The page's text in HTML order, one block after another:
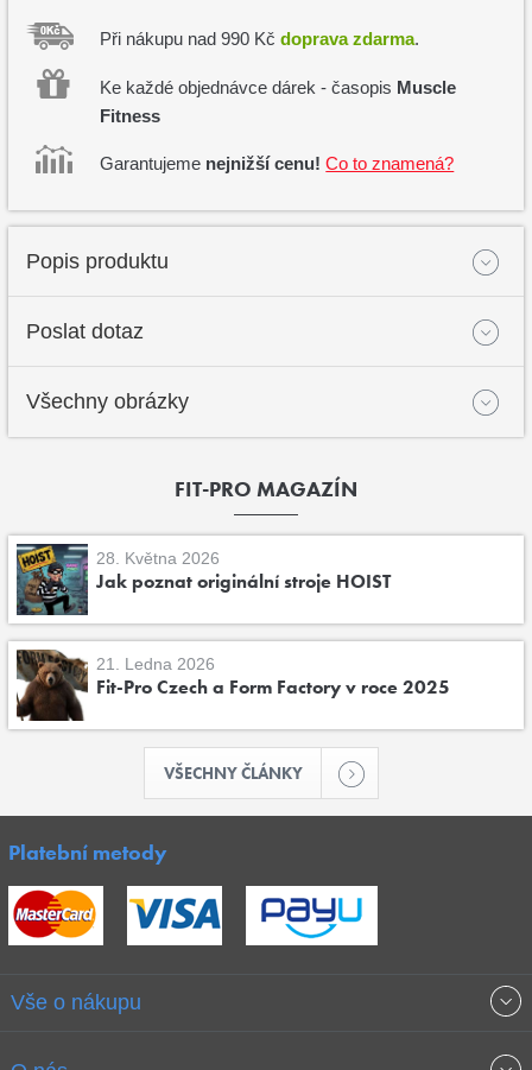
Při nákupu nad 990 Kčdoprava zdarma.
Ke každé objednávce dárek - časopis Muscle
Fitness
Garantujeme nejnižší cenu! Co to znamená?
Popis produktu
Poslat dotaz
Všechny obrázky
FIT-PRO MAGAZÍN
28. Května 2026
Jak poznat originální stroje HOIST
21. Ledna 2026
Fit-Pro Czech a Form Factory v roce 2025
VŠECHNY ČLÁNKY
Platební metody
Vše o nákupu
Obchodní podmínky